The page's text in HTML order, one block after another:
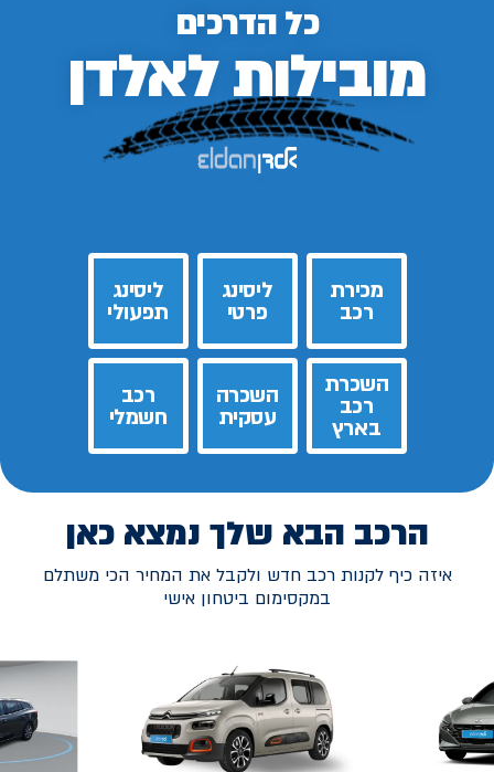
כל הדרכים
מובילות לאלדן
מכירת
רכב
ליסינג
פרטי
ליסינג
תפעולי
השכרת
רכב
בארץ
השכרה
עסקית
רכב
חשמלי
הרכב הבא שלך נמצא כאן
איזה כיף לקנות רכב חדש ולקבל את המחיר הכי משתלם
במקסימום ביטחון אישי